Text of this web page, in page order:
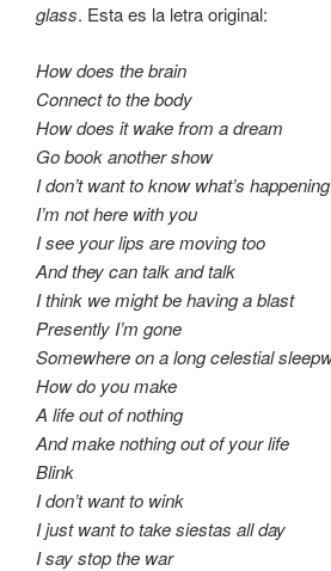
glass. Esta es la letra original:
How does the brain
Connect to the body
How does it wake from a dream
Go book another show
I don’t want to know what’s happening
I’m not here with you
I see your lips are moving too
And they can talk and talk
I think we might be having a blast
Presently I’m gone
Somewhere on a long celestial
How do you make
A life out of nothing
And make nothing out of your life
Blink
I don’t want to wink
I just want to take siestas all day
I say stop the war